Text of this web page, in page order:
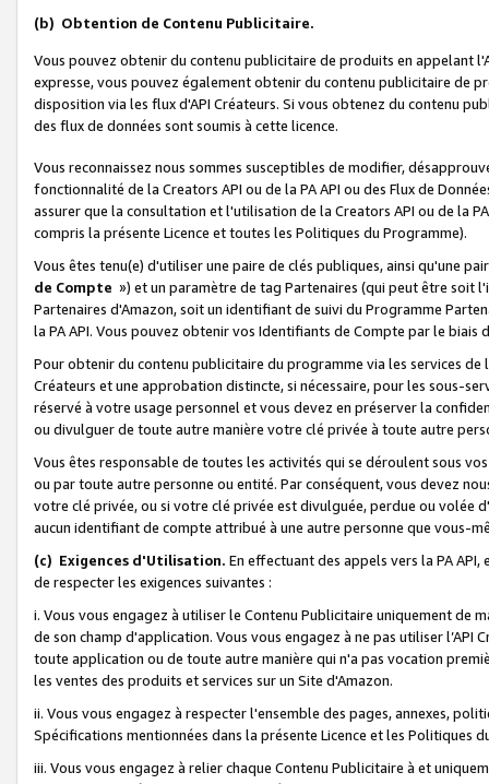
(b) Obtention de Contenu Publicitaire.
Vous pouvez obtenir du contenu publicitaire de produits en appelant
expresse, vous pouvez également obtenir du contenu publicitaire de
disposition via les flux d'API Créateurs. Si vous obtenez du contenu
des flux de données sont soumis à cette licence.
Vous reconnaissez nous sommes susceptibles de modifier,
fonctionnalité de la Creators API ou de la PA API ou des Flux de
assurer que la consultation et l'utilisation de la Creators API ou de la
compris la présente Licence et toutes les Politiques du Programme).
Vous êtes tenu(e) d'utiliser une paire de clés publiques, ainsi qu'une
de Compte ») et un paramètre de tag Partenaires (qui peut être soit
Partenaires d'Amazon, soit un identifiant de suivi du Programme
la PA API. Vous pouvez obtenir vos Identifiants de Compte par le biais
Pour obtenir du contenu publicitaire du programme via les services
Créateurs et une approbation distincte, si nécessaire, pour les sous-
réservé à votre usage personnel et vous devez en préserver la
ou divulguer de toute autre manière votre clé privée à toute autre
Vous êtes responsable de toutes les activités qui se déroulent sous
ou par toute autre personne ou entité. Par conséquent, vous devez
votre clé privée, ou si votre clé privée est divulguée, perdue ou volée
aucun identifiant de compte attribué à une autre personne que vous-
(c) Exigences d'Utilisation. En effectuant des appels vers la PA
de respecter les exigences suivantes :
i. Vous vous engagez à utiliser le Contenu Publicitaire uniquement de
de son champ d'application. Vous vous engagez à ne pas utiliser l’API
toute application ou de toute autre manière qui n'a pas vocation
les ventes des produits et services sur un Site d'Amazon.
ii. Vous vous engagez à respecter l'ensemble des pages, annexes,
Spécifications mentionnées dans la présente Licence et les Politiques
iii. Vous vous engagez à relier chaque Contenu Publicitaire à et